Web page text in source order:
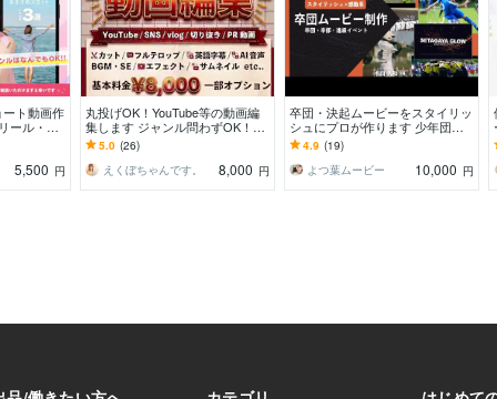
ト動画作
ール・シ
5,500 円
丸投げOK！YouTube等の動画編
集します ジャンル問わずOK！丁
寧なコミュニケーションを心がけ
ます！
5.0 (26)
えくぼちゃんです。
8,000 円
卒団・決起ムービーをスタイリッ
シュにプロが作ります 少年団・
少年少女スポーツ活動・クラブ活
動・サークル活動様向け
4.9 (19)
よつ葉ムービー
10,000 円